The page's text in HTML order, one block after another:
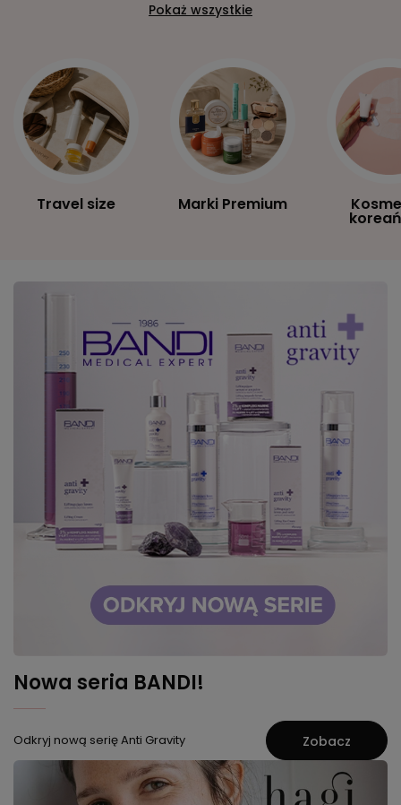
Pokaż wszystkie
Travel size Marki Premium
Nowa seria BANDI!
Odkryj nową serię Anti Gravity Zobacz